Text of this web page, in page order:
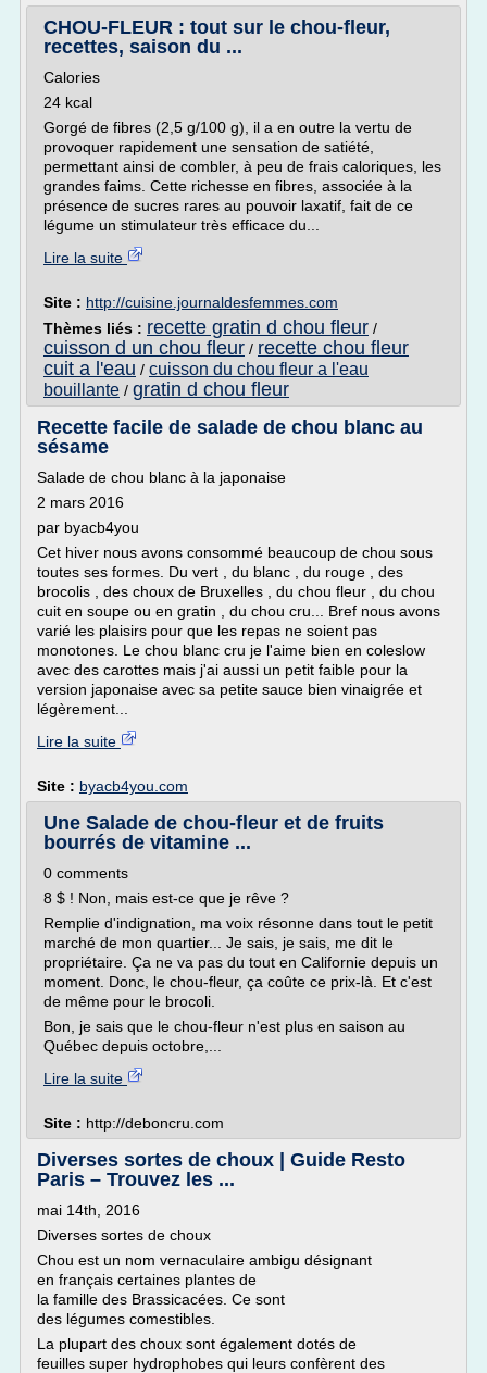
CHOU-FLEUR : tout sur le chou-fleur,
recettes, saison du ...
Calories
24 kcal
Gorgé de fibres (2,5 g/100 g), il a en outre la vertu de
provoquer rapidement une sensation de satiété,
permettant ainsi de combler, à peu de frais caloriques, les
grandes faims. Cette richesse en fibres, associée à la
présence de sucres rares au pouvoir laxatif, fait de ce
légume un stimulateur très efficace du...
Lire la suite
Site : http://cuisine.journaldesfemmes.com
Thèmes liés : recette gratin d chou fleur /
cuisson d un chou fleur / recette chou fleur
cuit a l'eau / cuisson du chou fleur a l'eau
bouillante / gratin d chou fleur
Recette facile de salade de chou blanc au
sésame
Salade de chou blanc à la japonaise
2 mars 2016
par byacb4you
Cet hiver nous avons consommé beaucoup de chou sous
toutes ses formes. Du vert , du blanc , du rouge , des
brocolis , des choux de Bruxelles , du chou fleur , du chou
cuit en soupe ou en gratin , du chou cru... Bref nous avons
varié les plaisirs pour que les repas ne soient pas
monotones. Le chou blanc cru je l'aime bien en coleslow
avec des carottes mais j'ai aussi un petit faible pour la
version japonaise avec sa petite sauce bien vinaigrée et
légèrement...
Lire la suite
Site : byacb4you.com
Une Salade de chou-fleur et de fruits
bourrés de vitamine ...
0 comments
8 $ ! Non, mais est-ce que je rêve ?
Remplie d'indignation, ma voix résonne dans tout le petit
marché de mon quartier... Je sais, je sais, me dit le
propriétaire. Ça ne va pas du tout en Californie depuis un
moment. Donc, le chou-fleur, ça coûte ce prix-là. Et c'est
de même pour le brocoli.
Bon, je sais que le chou-fleur n'est plus en saison au
Québec depuis octobre,...
Lire la suite
Site : http://deboncru.com
Diverses sortes de choux | Guide Resto
Paris – Trouvez les ...
mai 14th, 2016
Diverses sortes de choux
Chou est un nom vernaculaire ambigu désignant
en français certaines plantes de
la famille des Brassicacées. Ce sont
des légumes comestibles.
La plupart des choux sont également dotés de
feuilles super hydrophobes qui leurs confèrent des